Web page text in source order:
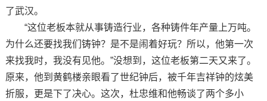
了武汉。
“这位老板本就从事铸造行业，各种铸件年产量上万吨。
为什么还要找我们铸钟？是不是闹着好玩？所以，他第一次
来找我时，我没有见他。”没想到，这位老板第二天又来了。
原来，他到黄鹤楼亲眼看了世纪钟后，被千年吉祥钟的炫美
折服，更是下了决心。这次，杜忠维和他畅谈了两个多小